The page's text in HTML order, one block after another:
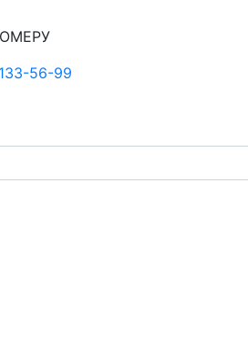
133-56-99